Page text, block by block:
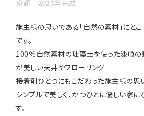
京都 2023年完成
施主様の思いである「自然の素材」にと
です。
100％自然素材の珪藻土を使った漆喰の
が美しい天井やフローリング
接着剤ひとつにもこだわった施主様の思
シンプルで美しく、かつひとに優しい家に
す。